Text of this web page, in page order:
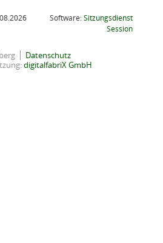
Software:Sitzungsdienst
Session(Wird in
Datenschutz
digitalfabriX GmbH